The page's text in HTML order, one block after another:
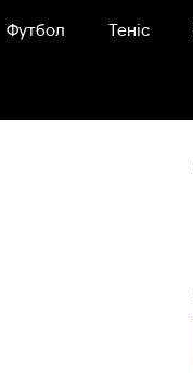
Футбол Теніс